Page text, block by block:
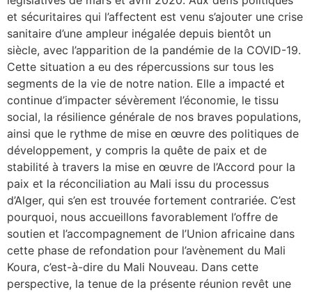
et sécuritaires qui l’affectent est venu s’ajouter une crise
sanitaire d’une ampleur inégalée depuis bientôt un
siècle, avec l’apparition de la pandémie de la COVID-19.
Cette situation a eu des répercussions sur tous les
segments de la vie de notre nation. Elle a impacté et
continue d’impacter sévèrement l’économie, le tissu
social, la résilience générale de nos braves populations,
ainsi que le rythme de mise en œuvre des politiques de
développement, y compris la quête de paix et de
stabilité à travers la mise en œuvre de l’Accord pour la
paix et la réconciliation au Mali issu du processus
d’Alger, qui s’en est trouvée fortement contrariée. C’est
pourquoi, nous accueillons favorablement l’offre de
soutien et l’accompagnement de l’Union africaine dans
cette phase de refondation pour l’avènement du Mali
Koura, c’est-à-dire du Mali Nouveau. Dans cette
perspective, la tenue de la présente réunion revêt une